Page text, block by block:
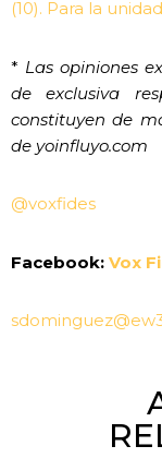
(10). Para la
* Las opiniones
de exclusiva
constituyen de
de yoinfluyo.com
@voxfides
Facebook: Vox